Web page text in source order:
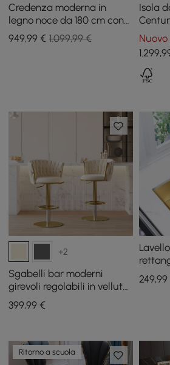
Credenza moderna in
legno noce da 180 cm con
ante e ripiani regolabili
949,99 € 1.099,99 €
Isola
in
in
Nuovo
1.299
+2
Sgabelli bar moderni
girevoli regolabili in velluto
bianco caldo e oro, 2 pezzi
399,99 €
singola
249,99
Ritorno a scuola